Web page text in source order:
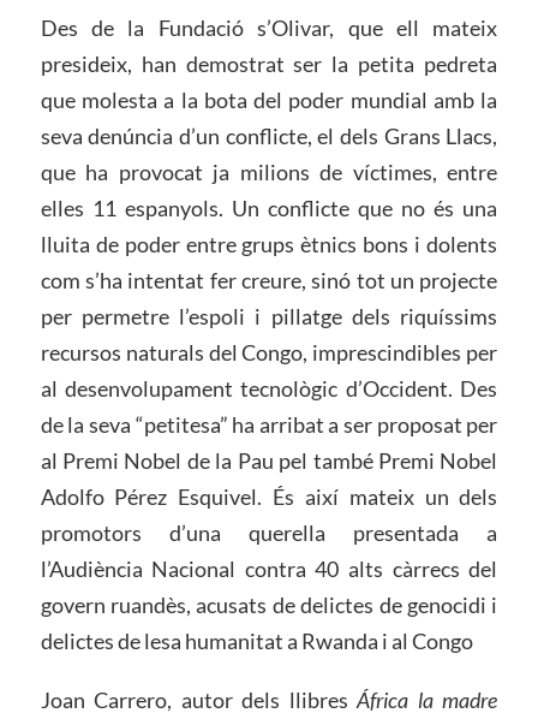
Des de la Fundació s’Olivar, que ell mateix
presideix, han demostrat ser la petita pedreta
que molesta a la bota del poder mundial amb la
seva denúncia d’un conflicte, el dels Grans Llacs,
que ha provocat ja milions de víctimes, entre
elles 11 espanyols. Un conflicte que no és una
lluita de poder entre grups ètnics bons i dolents
com s’ha intentat fer creure, sinó tot un projecte
per permetre l’espoli i pillatge dels riquíssims
recursos naturals del Congo, imprescindibles per
al desenvolupament tecnològic d’Occident. Des
de la seva “petitesa” ha arribat a ser proposat per
al Premi Nobel de la Pau pel també Premi Nobel
Adolfo Pérez Esquivel. És així mateix un dels
promotors d’una querella presentada a
l’Audiència Nacional contra 40 alts càrrecs del
govern ruandès, acusats de delictes de genocidi i
delictes de lesa humanitat a Rwanda i al Congo
Joan Carrero, autor dels llibresÁfrica la madre